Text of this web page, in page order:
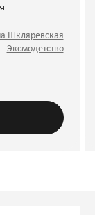
Шкляревская
Эксмодетство